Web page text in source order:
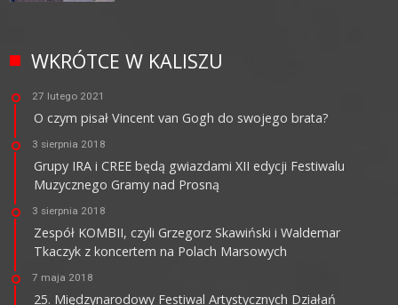
WKRÓTCE W KALISZU
27 lutego 2021
O czym pisał Vincent van Gogh do swojego brata?
3 sierpnia 2018
Grupy IRA i CREE będą gwiazdami XII edycji Festiwalu
Muzycznego Gramy nad Prosną
3 sierpnia 2018
Zespół KOMBII, czyli Grzegorz Skawiński i Waldemar
Tkaczyk z koncertem na Polach Marsowych
7 maja 2018
25. Międzynarodowy Festiwal Artystycznych Działań